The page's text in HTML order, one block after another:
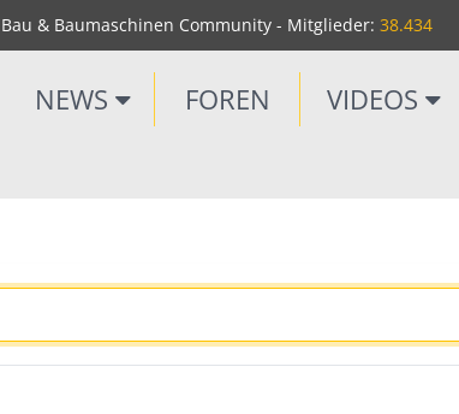
& Baumaschinen Community - Mitglieder: 38.434
NEWS FOREN VIDEOS